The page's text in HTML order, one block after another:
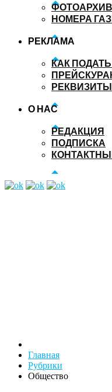
ФОТОАРХИВ
НОМЕРА
РЕКЛАМА
КАК
РЕКВИЗИТЫ
О НАС
РЕДАКЦИЯ
ПОДПИСКА
Главная
Рубрики
Общество